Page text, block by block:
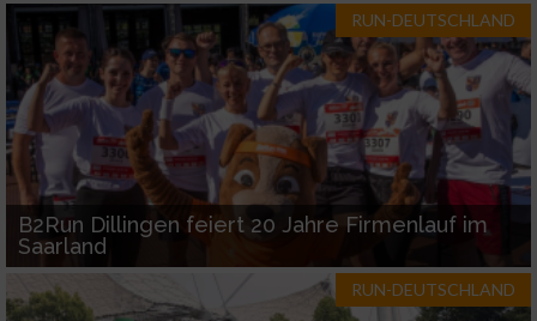
RUN-DEUTSCHLAND
B2Run Dillingen feiert 20 Jahre Firmenlauf im
Saarland
RUN-DEUTSCHLAND